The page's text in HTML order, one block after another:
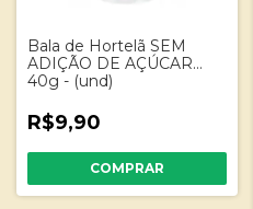
Bala de Hortelã SEM
ADIÇÃO DE AÇÚCAR
40g - (und)
R$9,90